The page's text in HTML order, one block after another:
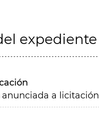
expediente
a licitación